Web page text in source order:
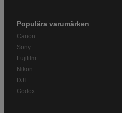
Populära varumärken
Canon
Sony
Fujifilm
Nikon
DJI
Godox